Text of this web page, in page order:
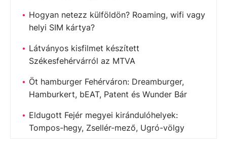
Hogyan netezz külföldön? Roaming, wifi vagy
helyi SIM kártya?
Látványos kisfilmet készített
Székesfehérvárról az MTVA
Öt hamburger Fehérváron: Dreamburger,
Hamburkert, bEAT, Patent és Wunder Bár
Eldugott Fejér megyei kirándulóhelyek:
Tompos-hegy, Zsellér-mező, Ugró-völgy